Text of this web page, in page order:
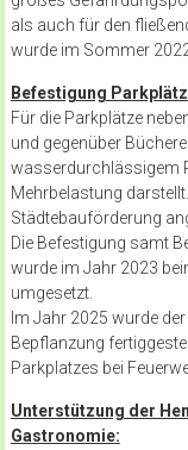
als auch für den
wurde im Sommer
Befestigung
Für die Parkplätze
und gegenüber
wasserdurchlässigem
Mehrbelastung
Städtebauförderung
Die Befestigung samt
wurde im Jahr 2023
umgesetzt.
Im Jahr 2025 wurde
Bepflanzung
Parkplatzes bei
Unterstützung der
Gastronomie: